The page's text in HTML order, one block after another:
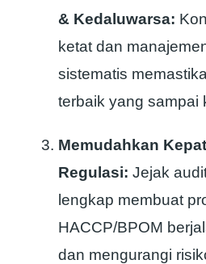
& Kedaluwarsa:
ketat dan
sistematis
terbaik yang sampai
Memudahkan
Regulasi: Jejak
lengkap membuat
HACCP/BPOM
dan mengurangi